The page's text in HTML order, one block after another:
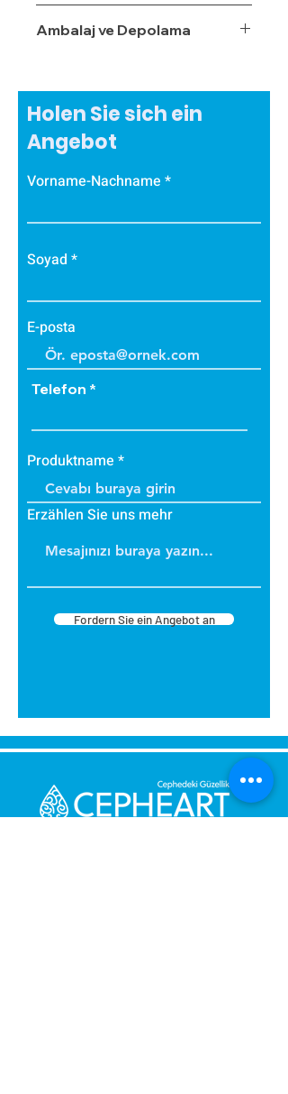
Ambalaj ve Depolama
Holen Sie sich ein
Angebot
Vorname-Nachname
Soyad
E-posta
Telefon
Produktname
Erzählen Sie uns mehr
Fordern Sie ein Angebot an